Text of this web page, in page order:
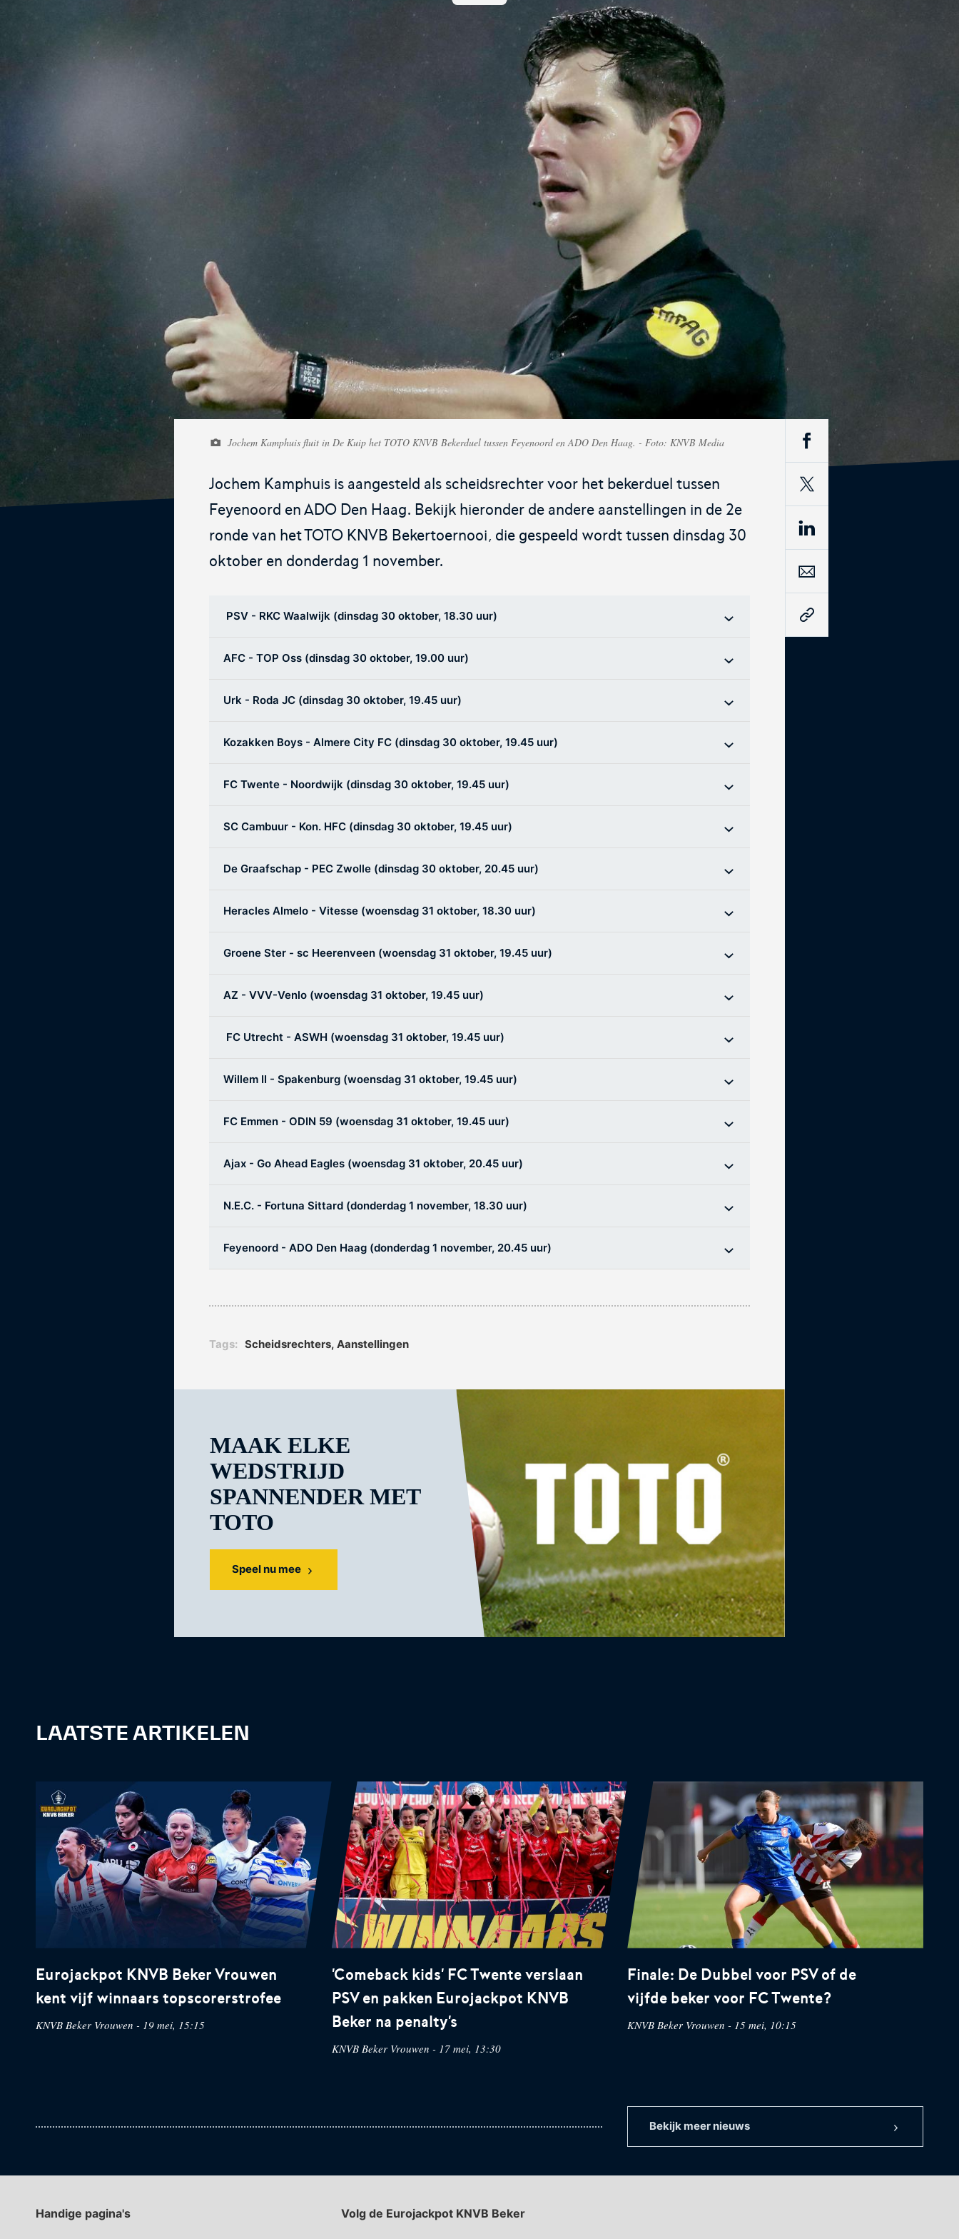
Eurojackpot KNVB Beker
Eredivisie
Het officiële kanaal van de Eurojackpot
Vrouwen Eredivisie met het laatste
nieuws, programma, standen en alle
KNVB Expertise
Kennis- en innovatiecentrum voor Betaald
Voetbal.
De online assistent voor alle jeugdtrainers
van Nederland.
KNVB Campus KNVB Shop
De officiële webshop van de KNVB.
KNVB Ticketshop
Het officiële verkoopkanaal voor de
KNVB. Koop hier je tickets voor Oranje en
de Eurojackpot KNVB Beker.
Futsal Euro 2022
De officiële toernooipagina voor het EK
Futsal 2022.
Dugout
De digitale leeromgeving van de KNVB
De online community voor bestuurders in
Jochem Kamphuis fluit in De Kuip het TOTO KNVB Bekerduel tussen Feyenoord en ADO Den Haag. - Foto: KNVB Media
Jochem Kamphuis is aangesteld als scheidsrechter voor het bekerduel tussen
Feyenoord en ADO Den Haag. Bekijk hieronder de andere aanstellingen in de 2e
ronde van het TOTO KNVB Bekertoernooi, die gespeeld wordt tussen dinsdag 30
oktober en donderdag 1 november.
PSV - RKC Waalwijk (dinsdag 30 oktober, 18.30 uur)
AFC - TOP Oss (dinsdag 30 oktober, 19.00 uur)
Urk - Roda JC (dinsdag 30 oktober, 19.45 uur)
Kozakken Boys - Almere City FC (dinsdag 30 oktober, 19.45 uur)
FC Twente - Noordwijk (dinsdag 30 oktober, 19.45 uur)
SC Cambuur - Kon. HFC (dinsdag 30 oktober, 19.45 uur)
De Graafschap - PEC Zwolle (dinsdag 30 oktober, 20.45 uur)
Heracles Almelo - Vitesse (woensdag 31 oktober, 18.30 uur)
Groene Ster - sc Heerenveen (woensdag 31 oktober, 19.45 uur)
AZ - VVV-Venlo (woensdag 31 oktober, 19.45 uur)
FC Utrecht - ASWH (woensdag 31 oktober, 19.45 uur)
Willem II - Spakenburg (woensdag 31 oktober, 19.45 uur)
FC Emmen - ODIN 59 (woensdag 31 oktober, 19.45 uur)
Ajax - Go Ahead Eagles (woensdag 31 oktober, 20.45 uur)
N.E.C. - Fortuna Sittard (donderdag 1 november, 18.30 uur)
Feyenoord - ADO Den Haag (donderdag 1 november, 20.45 uur)
Tags: scheidsrechters, aanstellingen
MAAK ELKE
WEDSTRIJD
SPANNENDER MET
TOTO
Speel nu mee
LAATSTE ARTIKELEN
Eurojackpot KNVB Beker Vrouwen
kent vijf winnaars topscorerstrofee
KNVB Beker Vrouwen - 19 mei, 15:15
'Comeback kids' FC Twente verslaan
PSV en pakken Eurojackpot KNVB
Beker na penalty's
KNVB Beker Vrouwen - 17 mei, 13:30
Finale: De Dubbel voor PSV of de
vijfde beker voor FC Twente?
KNVB Beker Vrouwen - 15 mei, 10:15
Bekijk meer nieuws
Handige pagina's Volg de Eurojackpot KNVB Beker